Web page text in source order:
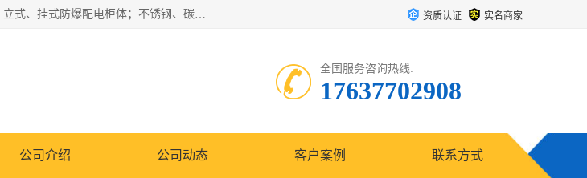
防爆正压分析小屋；不锈钢、碳钢材质防爆正压通风柜，分上下、左右、外挂三种款式；立式、挂式防爆配电柜体；不锈钢、碳钢防爆变频、磁力、星三角启动器；不锈钢、碳钢、铸铝防爆控制箱柜；可操作按键、多块式防爆仪表箱；多材质防爆接线箱；台式防爆电脑、防爆监视器。产品适配石油、化工、煤炭、电力、纺织、酿酒、航天、铁路、冶金、船舶、消防、市政等多行业工况使用。 资质认证 实名商家
全国服务咨询热线:
17637702908
公司介绍 公司动态 客户案例 联系方式